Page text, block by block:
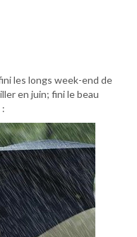
les longs week-end de
en juin; fini le beau